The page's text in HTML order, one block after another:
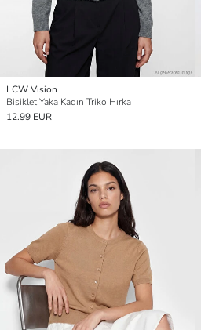
LCW Vision
Bisiklet Yaka Kadın Triko Hırka
12.99 EUR